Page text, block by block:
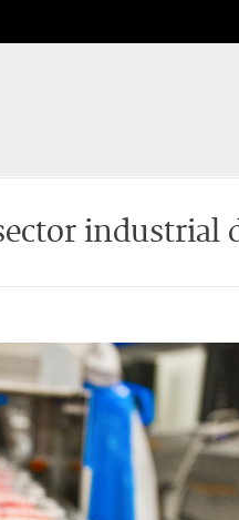
industrial